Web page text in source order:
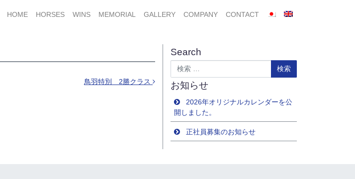
HOME
HORSES WINS MEMORIAL GALLERY COMPANY CONTACT
鳥羽特別 2勝クラス
Search
検索
お知らせ
2026年オリジナルカレンダーを公
開しました。
正社員募集のお知らせ